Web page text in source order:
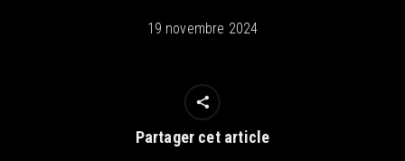
19 novembre 2024
Partager cet article